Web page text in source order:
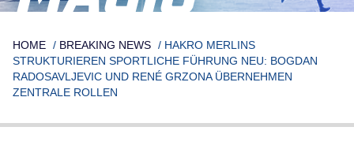
HOME / BREAKING NEWS / HAKRO MERLINS
STRUKTURIEREN SPORTLICHE FÜHRUNG NEU: BOGDAN
RADOSAVLJEVIC UND RENÉ GRZONA ÜBERNEHMEN
ZENTRALE ROLLEN